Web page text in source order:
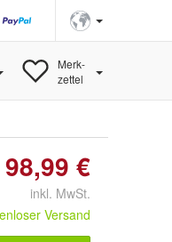
Merk-
zettel
98,99 €
inkl. MwSt.
Versand